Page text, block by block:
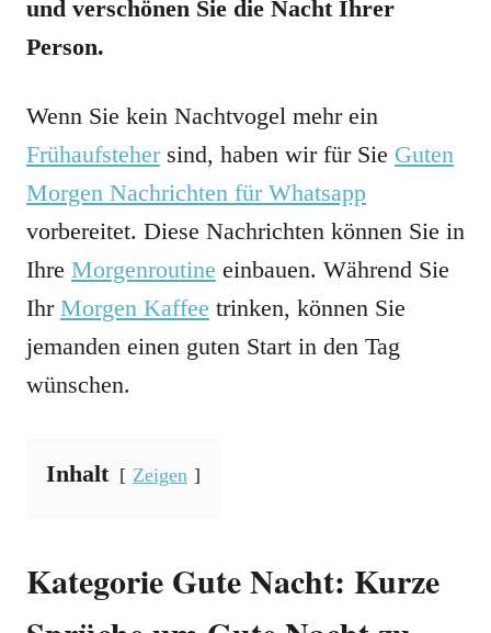
und verschönen Sie die Nacht Ihrer
Person.
Wenn Sie kein Nachtvogel mehr ein
Frühaufstehersind, haben wir für Sie Guten
Morgen Nachrichten für Whatsapp
vorbereitet. Diese Nachrichten können Sie in
Ihre Morgenroutine einbauen. Während Sie
Ihr Morgen Kaffee trinken, können Sie
jemanden einen guten Start in den Tag
wünschen.
Inhalt Zeigen
Kategorie Gute Nacht: Kurze